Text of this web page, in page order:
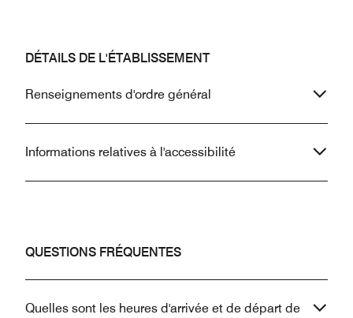
DÉTAILS DE L'ÉTABLISSEMENT
Renseignements d'ordre général
Informations relatives à l'accessibilité
QUESTIONS FRÉQUENTES
Quelles sont les heures d'arrivée et de départ de